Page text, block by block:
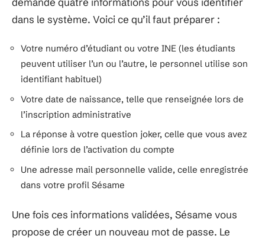
dans le système. Voici ce qu’il faut préparer :
Votre numéro d’étudiant ou votre INE (les étudiants
peuvent utiliser l’un ou l’autre, le personnel utilise son
identifiant habituel)
Votre date de naissance, telle que renseignée lors de
l’inscription administrative
La réponse à votre question joker, celle que vous avez
définie lors de l’activation du compte
Une adresse mail personnelle valide, celle enregistrée
dans votre profil Sésame
Une fois ces informations validées, Sésame vous
propose de créer un nouveau mot de passe. Le